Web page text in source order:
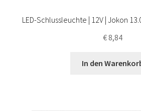
LED-Schlussleuchte | 12V | Jokon
€8,84
In den